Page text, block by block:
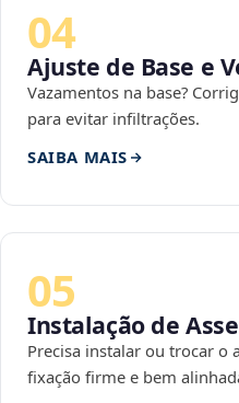
04
Ajuste de Base e
Vazamentos na base?
para evitar infiltrações.
SAIBA MAIS
05
Instalação de
Precisa instalar ou trocar o
fixação firme e bem